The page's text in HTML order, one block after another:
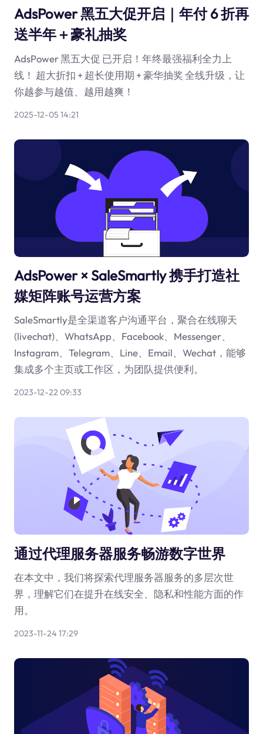
AdsPower 黑五大促开启｜年付 6 折再
送半年＋豪礼抽奖
AdsPower 黑五大促 已开启！年终最强福利全力上
线！ 超大折扣 + 超长使用期 + 豪华抽奖 全线升级，让
你越参与越值、越用越爽！
2025-12-05 14:21
AdsPower × SaleSmartly 携手打造社
媒矩阵账号运营方案
SaleSmartly是全渠道客户沟通平台，聚合在线聊天
(livechat)、WhatsApp、Facebook、Messenger、
Instagram、Telegram、Line、Email、Wechat，能够
集成多个主页或工作区，为团队提供便利。
2023-12-22 09:33
通过代理服务器服务畅游数字世界
在本文中，我们将探索代理服务器服务的多层次世
界，理解它们在提升在线安全、隐私和性能方面的作
用。
2023-11-24 17:29